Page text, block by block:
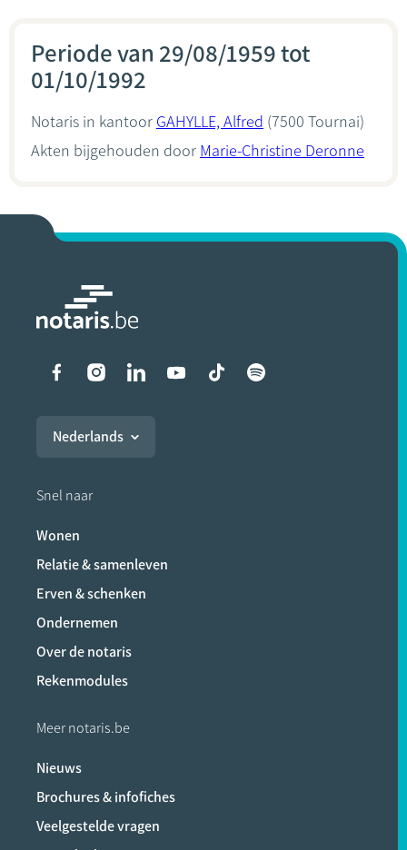
Periode van 29/08/1959 tot
01/10/1992
Notaris in kantoor GAHYLLE, Alfred (7500 Tournai)
Akten bijgehouden door Marie-Christine Deronne
Liens vers les réseaux
Nederlands
Snel naar
Wonen
Relatie & samenleven
Erven & schenken
Ondernemen
Over de notaris
Rekenmodules
Meer notaris.be
Nieuws
Brochures & infofiches
Veelgestelde vragen